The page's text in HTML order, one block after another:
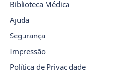
Biblioteca Médica
Ajuda
Segurança
Impressão
Política de Privacidade